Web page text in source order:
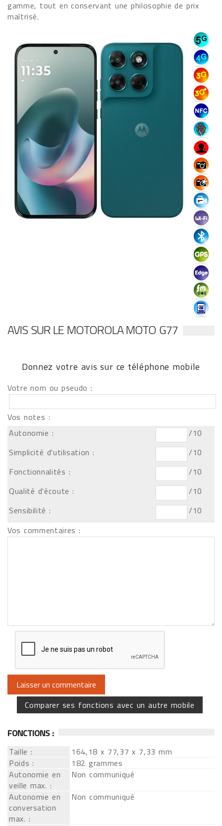
gamme, tout en conservant une philosophie de prix
maîtrisé.
AVIS SUR LE MOTOROLA MOTO G77
Donnez votre avis sur ce téléphone mobile
Votre nom ou pseudo :
Vos notes :
Autonomie :
/10
Simplicité d'utilisation :
/10
Fonctionnalités :
/10
Qualité d'écoute :
/10
Sensibilité :
/10
Vos commentaires :
Comparer ses fonctions avec un autre mobile
FONCTIONS :
Taille :
164,18 x 77,37 x 7,33 mm
Poids :
182 grammes
Autonomie en
veille max. :
Non communiqué
Autonomie en
conversation
max. :
Non communiqué